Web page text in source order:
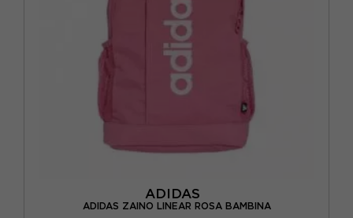
ADIDAS
ADIDAS ZAINO LINEAR ROSA BAMBINA